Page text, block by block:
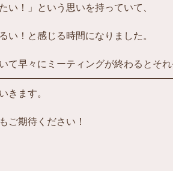
い！」という思いを持っていて、
い！と感じる時間になりました。
て早々にミーティングが終わるとそれ
きます。
ご期待ください！